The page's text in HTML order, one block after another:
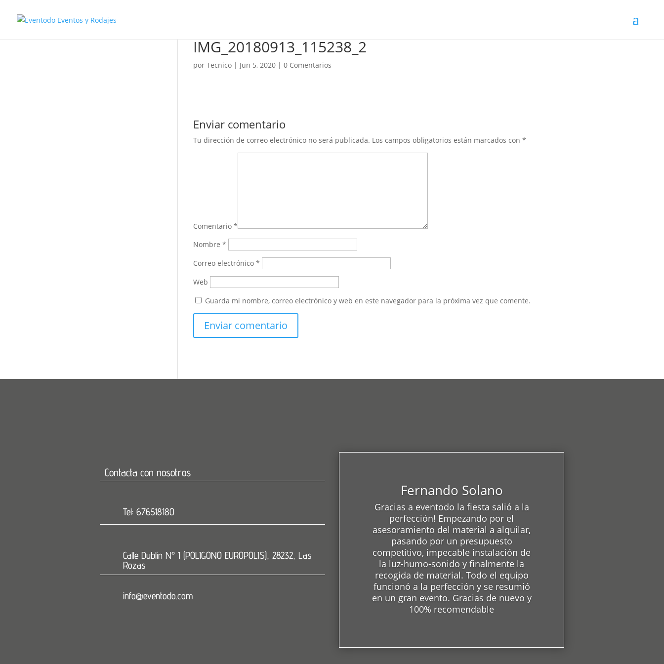
IMG_20180913_115238_2
porTecnico | Jun 5, 2020 |0 Comentarios
Enviar comentario
Tu dirección de correo electrónico no será publicada. Los campos obligatorios están marcados con*
Comentario*
Nombre*
Correo electrónico*
Web
Guarda mi nombre, correo electrónico y web en este navegador para la próxima vez que comente.
Contacta con nosotros
Tel: 676518180
Calle Dublin N° 1 (POLIGONO EUROPOLIS), 28232, Las
Rozas
info@eventodo.com
Fernando Solano
Gracias a eventodo la fiesta salió a la
perfección! Empezando por el
asesoramiento del material a alquilar,
pasando por un presupuesto
competitivo, impecable instalación de
la luz-humo-sonido y finalmente la
recogida de material. Todo el equipo
funcionó a la perfección y se resumió
en un gran evento. Gracias de nuevo y
100% recomendable